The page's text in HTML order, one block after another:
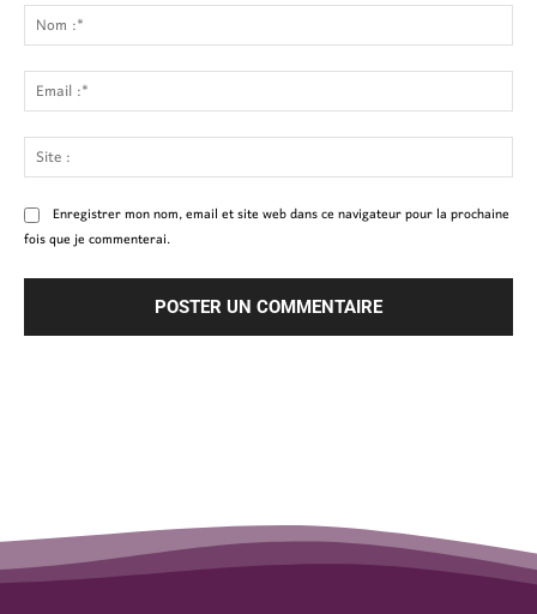
:
:*
:*
:
Enregistrer mon nom, email et site web dans ce navigateur pour la prochaine
fois que je commenterai.